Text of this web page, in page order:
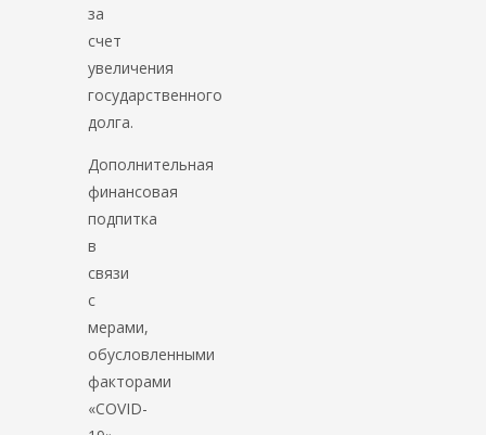
за
счет
увеличения
государственного
долга.
Дополнительная
финансовая
подпитка
в
связи
с
мерами,
обусловленными
факторами
«COVID-